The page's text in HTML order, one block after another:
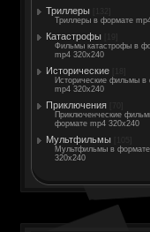
Триллеры
Триллеры в формате
Катастрофы
Фильмы катастрофы в
mp4 320x240
Исторические
Исторические фильмы в
mp4 320x240
Приключения
Приключенческие
формате mp4 320x240
Мультфильмы
Мультфильмы в
320x240